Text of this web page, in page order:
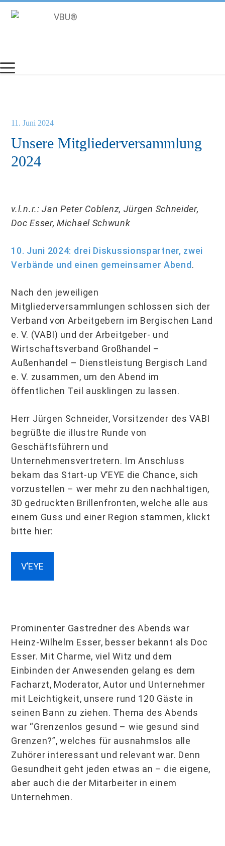
Inhalt
Unsere Mitgliederversammlung
2024
11. Juni 2024
v.l.n.r.: Jan Peter Coblenz, Jürgen Schneider,
Doc Esser, Michael Schwunk
10. Juni 2024: drei Diskussionspartner, zwei
Verbände und einen gemeinsamer Abend .
Nach den jeweiligen
Mitgliederversammlungen schlossen sich der
Verband von Arbeitgebern im Bergischen Land
e. V. (VABI) und der Arbeitgeber- und
Wirtschaftsverband Großhandel –
Außenhandel – Dienstleistung Bergisch Land
e. V. zusammen, um den Abend im
öffentlichen Teil ausklingen zu lassen.
Herr Jürgen Schneider, Vorsitzender des VABI
begrüßte die illustre Runde von
Geschäftsführern und
Unternehmensvertretern. Im Anschluss
bekam das Start-up V’EYE die Chance, sich
vorzustellen – wer mehr zu den nachhaltigen,
3D gedruckten Brillenfronten, welche alle aus
einem Guss und einer Region stammen, klickt
bitte hier:
V’EYE
Prominenter Gastredner des Abends war
Heinz-Wilhelm Esser, besser bekannt als Doc
Esser. Mit Charme, viel Witz und dem
Einbinden der Anwesenden gelang es dem
Facharzt, Moderator, Autor und Unternehmer
mit Leichtigkeit, unsere rund 120 Gäste in
seinen Bann zu ziehen. Thema des Abends
war “Grenzenlos gesund – wie gesund sind
Grenzen?”, welches für ausnahmslos alle
Zuhörer interessant und relevant war. Denn
Gesundheit geht jeden etwas an – die eigene,
aber auch die der Mitarbeiter in einem
Unternehmen.